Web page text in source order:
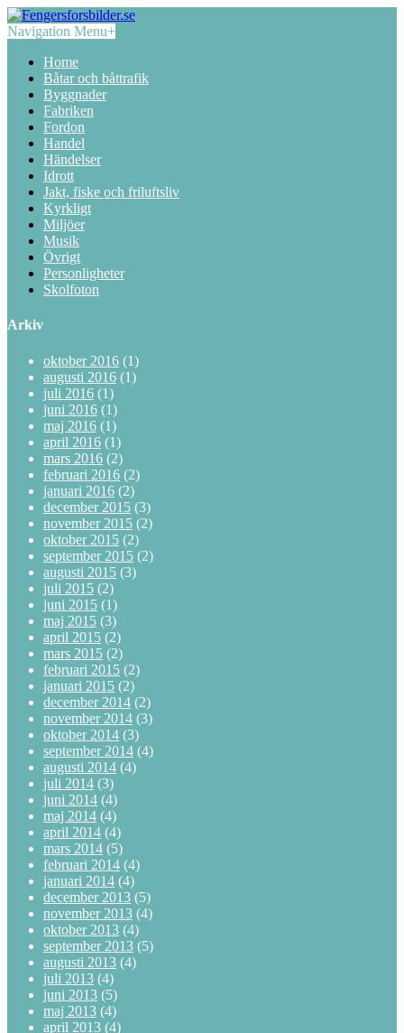
Navigation Menu+
Home
Båtar och båttrafik
Byggnader
Fabriken
Fordon
Handel
Händelser
Idrott
Jakt, fiske och friluftsliv
Kyrkligt
Miljöer
Musik
Övrigt
Personligheter
Skolfoton
Arkiv
oktober 2016 (1)
augusti 2016 (1)
juli 2016 (1)
juni 2016 (1)
maj 2016 (1)
april 2016 (1)
mars 2016 (2)
februari 2016 (2)
januari 2016 (2)
december 2015 (3)
november 2015 (2)
oktober 2015 (2)
september 2015 (2)
augusti 2015 (3)
juli 2015 (2)
juni 2015 (1)
maj 2015 (3)
april 2015 (2)
mars 2015 (2)
februari 2015 (2)
januari 2015 (2)
december 2014 (2)
november 2014 (3)
oktober 2014 (3)
september 2014 (4)
augusti 2014 (4)
juli 2014 (3)
juni 2014 (4)
maj 2014 (4)
april 2014 (4)
mars 2014 (5)
februari 2014 (4)
januari 2014 (4)
december 2013 (5)
november 2013 (4)
oktober 2013 (4)
september 2013 (5)
augusti 2013 (4)
juli 2013 (4)
juni 2013 (5)
maj 2013 (4)
april 2013 (4)